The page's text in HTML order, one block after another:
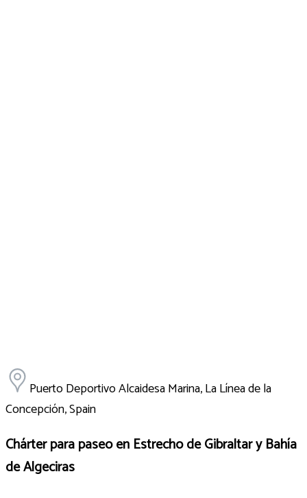
Puerto Deportivo Alcaidesa Marina, La Línea de la
Concepción, Spain
Chárter para paseo en Estrecho de Gibraltar y Bahía
de Algeciras